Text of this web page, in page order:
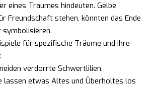
eines Traumes hindeuten. Gelbe
Freundschaft stehen, könnten das Ende
symbolisieren.
für spezifische Träume und ihre
verdorrte Schwertlilien.
lassen etwas Altes und Überholtes los